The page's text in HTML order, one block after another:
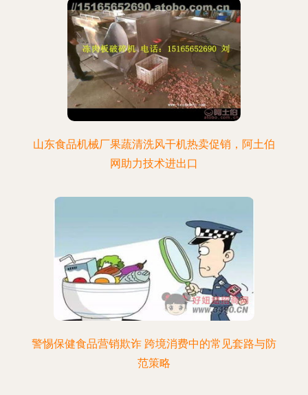
山东食品机械厂果蔬清洗风干机热卖促销，阿土伯
网助力技术进出口
警惕保健食品营销欺诈 跨境消费中的常见套路与防
范策略